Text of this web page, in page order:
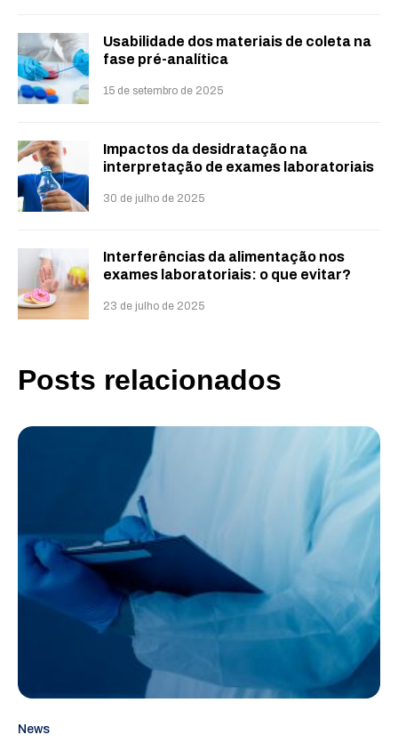
Usabilidade dos materiais de coleta na
fase pré-analítica
15 de setembro de 2025
Impactos da desidratação na
interpretação de exames laboratoriais
30 de julho de 2025
Interferências da alimentação nos
exames laboratoriais: o que evitar?
23 de julho de 2025
Posts relacionados
News